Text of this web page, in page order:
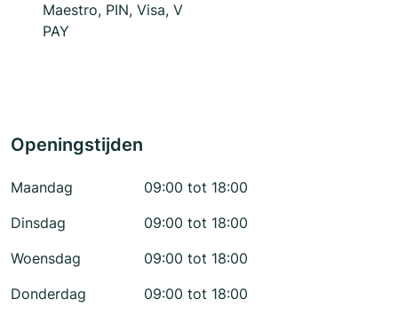
Maestro, PIN, Visa, V
PAY
Openingstijden
Maandag
09:00 tot 18:00
Dinsdag
09:00 tot 18:00
Woensdag
09:00 tot 18:00
Donderdag
09:00 tot 18:00